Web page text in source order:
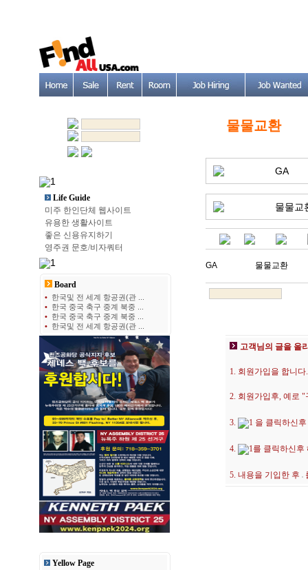
Life Guide
미주 한인단체 웹사이트
유용한 생활사이트
좋은 신용유지하기
영주권 문호/비자쿼터
Board
• 한국및 전 세계 항공권(관 ...
• 한국 중국 축구 중계 북중 ...
• 한국 중국 축구 중계 북중 ...
• 한국및 전 세계 항공권(관 ...
Yellow Page
물물교환
GA
물물교
GA 물물교환
고객님의 글을 올
1. 회원가입을 합니다.
2. 회원가입후, 예로
3. 을 클릭하신
4. 를 클릭하신후
5. 내용을 기입한 후